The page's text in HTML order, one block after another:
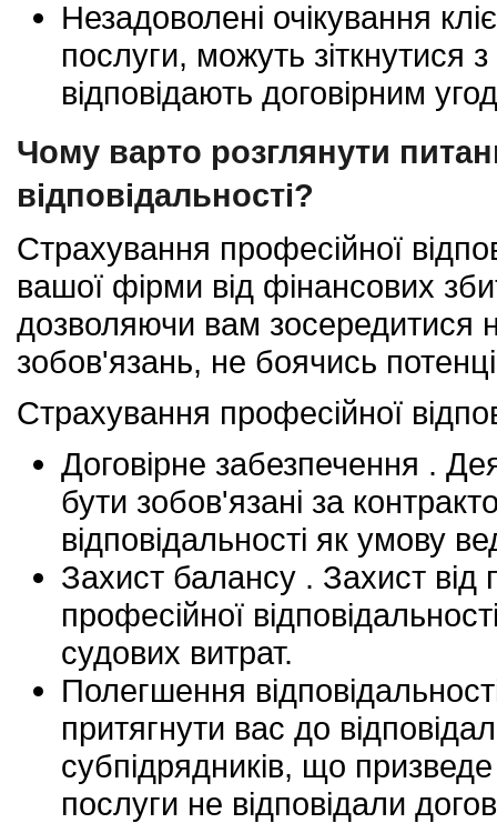
Незадоволені очікування
послуги, можуть зіткнутися
відповідають договірним
Чому варто розглянути
відповідальності?
Страхування професійної
вашої фірми від фінансових
дозволяючи вам зосередитися
зобов'язань, не боячись
Страхування професійної
Договірне забезпечення .
бути зобов'язані за
відповідальності як умову
Захист балансу . Захист від
професійної
судових витрат.
Полегшення
притягнути вас до
субпідрядників, що
послуги не відповідали